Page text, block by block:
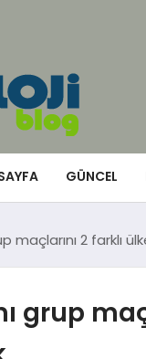
GÜNCEL
maçlarını 2 farklı
grup